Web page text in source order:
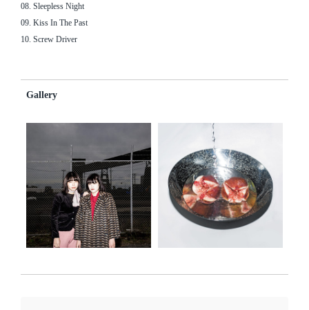
08. Sleepless Night
09. Kiss In The Past
10. Screw Driver
Gallery